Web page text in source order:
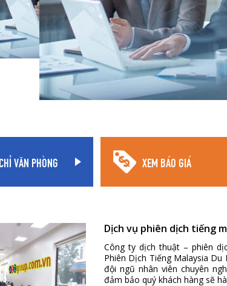
VĂN PHÒNG XEM BÁO GIÁ
Dịch vụ phiên dịch tiếng
Công ty dịch thuật – phiên
Phiên Dịch Tiếng Malaysia Du
đội ngũ nhân viên chuyên
đảm bảo quý khách hàng sẽ